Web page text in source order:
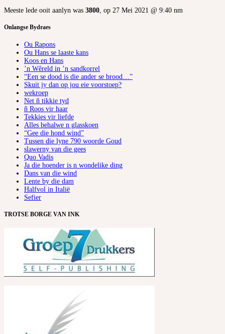
Meeste lede ooit aanlyn was 3800, op 27 Mei 2021 @ 9:40 nm
Onlangse Bydraes
Ou Rapons
Ou Hans se laaste kans
Koos en Hans
’n Wêreld in ’n sandkorrel
“Een se dood is die ander se brood…”
Skuit jy dan op jou eie voorstoep?
wekroep
Net ñ tikkie tyd
ñ Roos vir haar
Tekkies vir liefde
Alles behalwe n glasskoen
“Gee die hond wind”
Tussen die lyne 790 woorde Goud
slawerny van die gees
Quo Vadis
Ja die hoender is n wondelike ding
Dans van die wind
Lente by die dam
Halfvol in Italië
Sefier
TROTSE BORGE VAN INK